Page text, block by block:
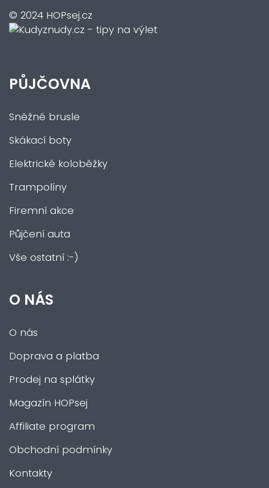
© 2024 HOPsej.cz
PŮJČOVNA
Sněžné brusle
Skákací boty
Elektrické koloběžky
Trampolíny
Firemní akce
Půjčení auta
Vše ostatní :-)
O NÁS
O nás
Doprava a platba
Prodej na splátky
Magazín HOPsej
Affiliate program
Obchodní podmínky
Kontakty